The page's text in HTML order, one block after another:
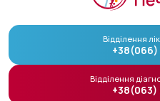
Відділення
+38(066)
Відділення
+38(063)